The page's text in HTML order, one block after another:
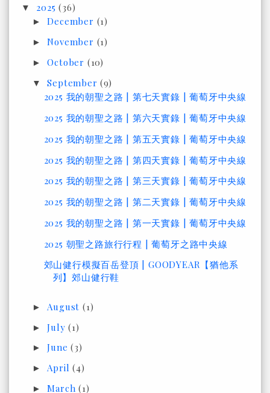
▼ 2025(36)
►December (1)
►November (1)
►October (10)
▼September(9)
2025 我的朝聖之路 | 第七天實錄 | 葡萄牙中央線
2025 我的朝聖之路 | 第六天實錄 | 葡萄牙中央線
2025 我的朝聖之路 | 第五天實錄 | 葡萄牙中央線
2025 我的朝聖之路 | 第四天實錄 | 葡萄牙中央線
2025 我的朝聖之路 | 第三天實錄 | 葡萄牙中央線
2025 我的朝聖之路 | 第二天實錄 | 葡萄牙中央線
2025 我的朝聖之路 | 第一天實錄 | 葡萄牙中央線
2025 朝聖之路旅行行程 | 葡萄牙之路中央線
郊山健行模擬百岳登頂 | GOODYEAR【猶他系
列】郊山健行鞋
► August(1)
►July(1)
►June(3)
► April(4)
►March(1)